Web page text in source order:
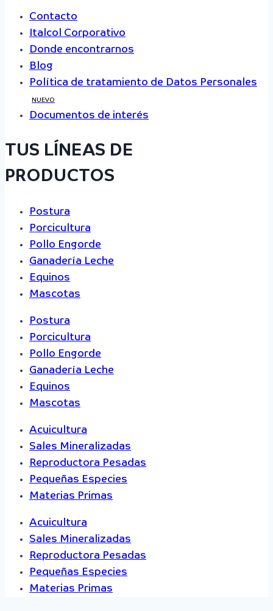
Contacto
Italcol Corporativo
Donde encontrarnos
Blog
Política de tratamiento de Datos Personales
NUEVO
Documentos de interés
TUS LÍNEAS DE
PRODUCTOS
Postura
Porcicultura
Pollo Engorde
Ganadería Leche
Equinos
Mascotas
Postura
Porcicultura
Pollo Engorde
Ganadería Leche
Equinos
Mascotas
Acuicultura
Sales Mineralizadas
Reproductora Pesadas
Pequeñas Especies
Materias Primas
Acuicultura
Sales Mineralizadas
Reproductora Pesadas
Pequeñas Especies
Materias Primas